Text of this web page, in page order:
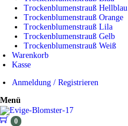
Trockenblumenstrauß Hellblau
Trockenblumenstrauß Orange
Trockenblumenstrauß Lila
Trockenblumenstrauß Gelb
Trockenblumenstrauß Weiß
Warenkorb
Kasse
Anmeldung / Registrieren
Menü
0